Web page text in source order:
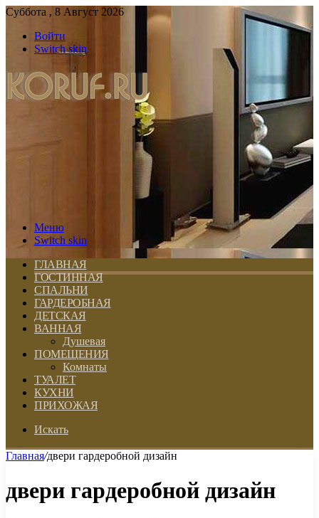
Суббота , 8 Август 2026
Войти
Switch skin
Меню
Switch skin
ГЛАВНАЯ
ГОСТИННАЯ
СПАЛЬНИ
ГАРДЕРОБНАЯ
ДЕТСКАЯ
ВАННАЯ
Душевая
ПОМЕЩЕНИЯ
Комнаты
ТУАЛЕТ
КУХНИ
ПРИХОЖАЯ
Искать
Главная/двери гардеробной дизайн
двери гардеробной дизайн